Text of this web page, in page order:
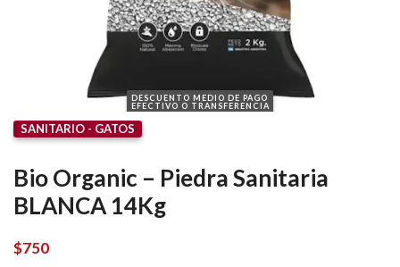
DESCUENTO MEDIO DE PAGO
EFECTIVO O TRANSFERENCIA
SANITARIO - GATOS
Bio Organic – Piedra Sanitaria
BLANCA 14Kg
$750